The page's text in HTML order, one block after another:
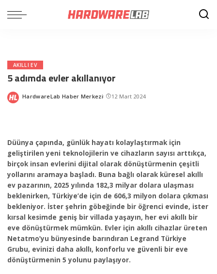
AKILLI EV
5 adımda evler akıllanıyor
Posted
HardwareLab Haber Merkezi 12 Mart 2024
Düünya çapında, günlük hayatı kolaylaştırmak için
geliştirilen yeni teknolojilerin ve cihazların sayısı arttıkça,
birçok insan evlerini dijital olarak dönüştürmenin çeşitli
yollarını aramaya başladı. Buna bağlı olarak küresel akıllı
ev pazarının, 2025 yılında 182,3 milyar dolara ulaşması
beklenirken, Türkiye’de için de 606,3 milyon dolara çıkması
bekleniyor. İster şehrin göbeğinde bir öğrenci evinde, ister
kırsal kesimde geniş bir villada yaşayın, her evi akıllı bir
eve dönüştürmek mümkün. Evler için akıllı cihazlar üreten
Netatmo’yu bünyesinde barındıran Legrand Türkiye
Grubu, evinizi daha akıllı, konforlu ve güvenli bir eve
dönüştürmenin 5 yolunu paylaşıyor.